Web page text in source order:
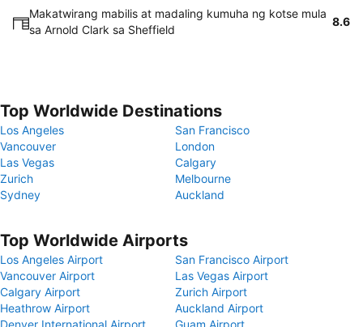
Makatwirang mabilis at madaling kumuha ng kotse mula
sa Arnold Clark sa Sheffield
8.6
Top Worldwide Destinations
Los Angeles
San Francisco
Vancouver
London
Las Vegas
Calgary
Zurich
Melbourne
Sydney
Auckland
Top Worldwide Airports
Los Angeles Airport
San Francisco Airport
Vancouver Airport
Las Vegas Airport
Calgary Airport
Zurich Airport
Heathrow Airport
Auckland Airport
Denver International Airport
Guam Airport